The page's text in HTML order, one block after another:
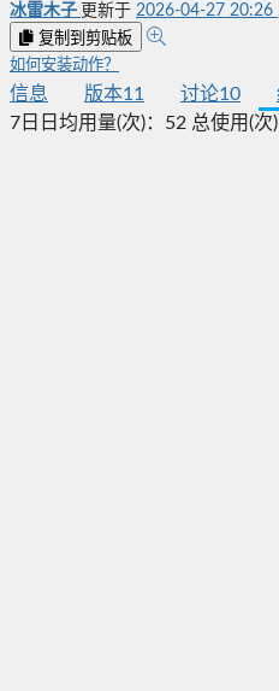
冰雷木子 更新于 2026-04-27 20:26
复制到剪贴板
如何安装动作？
信息 版本11 讨论10
7日日均用量(次)： 52 总使用(次)